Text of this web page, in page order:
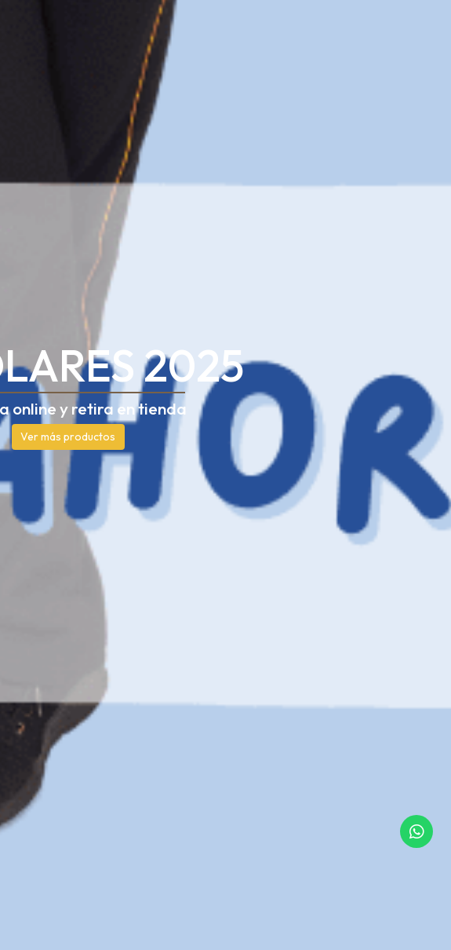
2025
online y retira en tienda
Ver más productos